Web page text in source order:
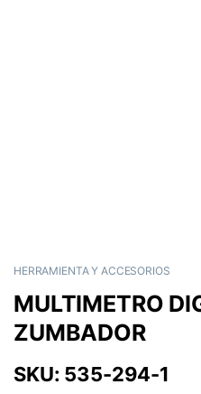
HERRAMIENTA Y ACCESORIOS
MULTIMETRO
ZUMBADOR
SKU: 535-294-1